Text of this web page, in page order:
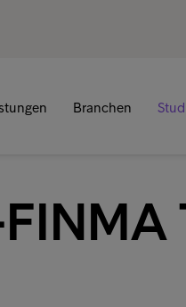
Branchen